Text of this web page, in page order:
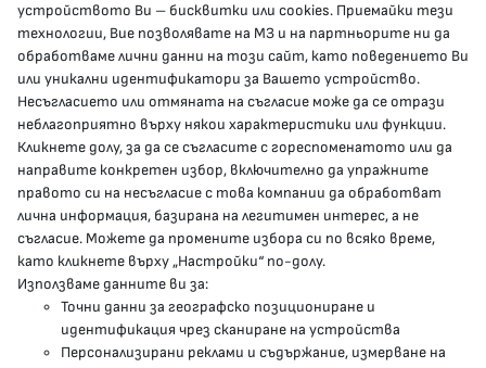
гр.София, 1000, пл. „Света Неделя“ №5
delovodstvo@mh.government.bg
presscenter@mh.government.bg
МЗ В СОЦИАЛНИТЕ МРЕЖИ
Facebook страница
Instragram профил
YouTube канал
Threads профил
устройството Ви – бисквитки или cookies. Приемайки тези
технологии, Вие позволявате на МЗ и на партньорите ни да
обработваме лични данни на този сайт, като поведението Ви
или уникални идентификатори за Вашето устройство.
Несъгласието или отмяната на съгласие може да се отрази
неблагоприятно върху някои характеристики или функции.
Кликнете долу, за да се съгласите с гореспоменатото или да
направите конкретен избор, включително да упражните
правото си на несъгласие с това компании да обработват
лична информация, базирана на легитимен интерес, а не
съгласие. Можете да промените избора си по всяко време,
като кликнете върху „Настройки“ по-долу.
Използваме данните ви за:
Точни данни за географско позициониране и
идентификация чрез сканиране на устройства
Персонализирани реклами и съдържание, измерване на